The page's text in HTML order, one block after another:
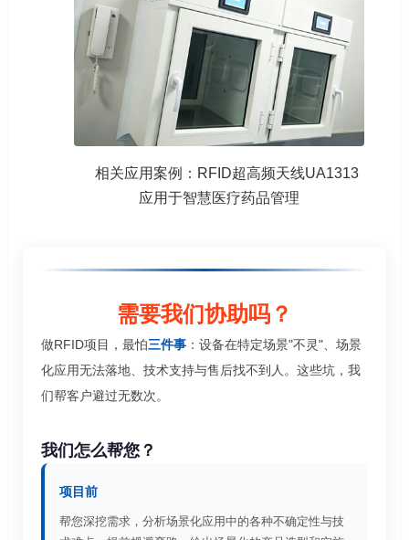
相关应用案例：RFID超高频天线UA1313
应用于智慧医疗药品管理
需要我们协助吗？
做RFID项目，最怕三件事 ：设备在特定场景"不灵"、场景
化应用无法落地、技术支持与售后找不到人。这些坑，我
们帮客户避过无数次。
我们怎么帮您？
项目前
帮您深挖需求，分析场景化应用中的各种不确定性与技